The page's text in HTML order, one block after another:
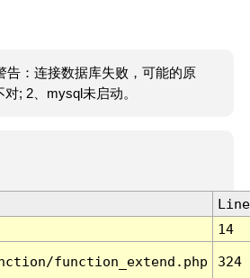
告：连接数据库失败，可能的原
; 2、mysql未启动。
Line
14
function_extend.php 324